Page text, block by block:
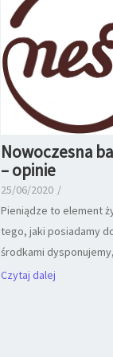
Nowoczesna
– opinie
25/06/2020 /
Pieniądze to element
tego, jaki posiadamy
środkami
Czytaj dalej